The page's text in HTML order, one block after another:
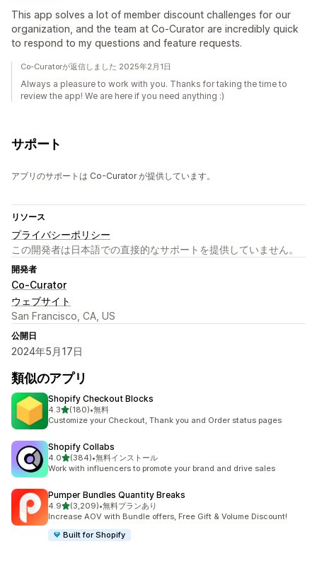
This app solves a lot of member discount challenges for our
organization, and the team at Co-Curator are incredibly quick
to respond to my questions and feature requests.
Co-Curatorが返信しました 2025年2月1日
Always a pleasure to work with you. Thanks for taking the time to
review the app! We are here if you need anything :)
サポート
アプリのサポートは Co-Curator が提供しています。
リソース
プライバシーポリシー
この開発者は日本語での直接的なサポートを提供していません。
開発者
Co-Curator
ウェブサイト
San Francisco, CA, US
公開日
2024年5月17日
類似のアプリ
Shopify Checkout Blocks
4.35つ星中
(180)
合計レビュー数：180件
•無料
Customize your Checkout, Thank you and Order status pages
Shopify Collabs
4.05つ星中
(384)
合計レビュー数：384件
•無料インストール
Work with influencers to promote your brand and drive sales
Pumper Bundles Quantity Breaks
4.95つ星中
(3,209)
合計レビュー数：3209件
•無料プランあり
Increase AOV with Bundle offers, Free Gift & Volume Discount!
Built for Shopify